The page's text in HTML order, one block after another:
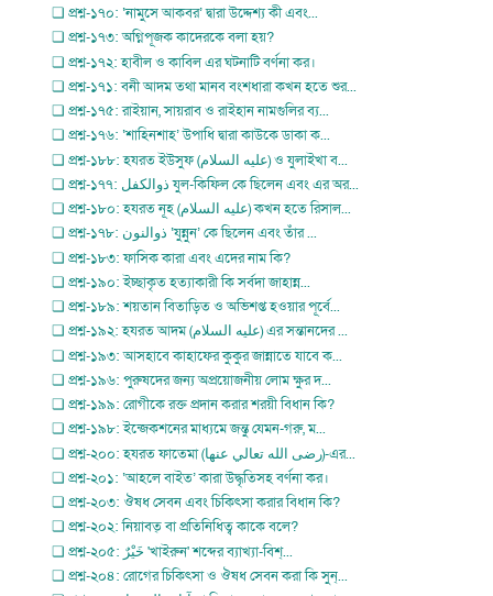
❏ প্রশ্ন-১৭০: ‘নামুসে আকবর’ দ্বারা উদ্দেশ্য কী এবং...
❏ প্রশ্ন-১৭৩: অগ্নিপূজক কাদেরকে বলা হয়?
❏ প্রশ্ন-১৭২: হাবীল ও কাবিল এর ঘটনাটি বর্ণনা কর।
❏ প্রশ্ন-১৭১: বনী আদম তথা মানব বংশধারা কখন হতে শুর...
❏ প্রশ্ন-১৭৫: রাইয়ান, সায়রাব ও রাইহান নামগুলির ব্য...
❏ প্রশ্ন-১৭৬: ‘শাহিনশাহ’ উপাধি দ্বারা কাউকে ডাকা ক...
❏ প্রশ্ন-১৮৮: হযরত ইউসুফ (عليه السلام) ও যুলাইখা ব...
❏ প্রশ্ন-১৭৭: ذوالكفل যুল-কিফিল কে ছিলেন এবং এর অর...
❏ প্রশ্ন-১৮০: হযরত নূহ (عليه السلام) কখন হতে রিসাল...
❏ প্রশ্ন-১৭৮: ذوالنون ‘যুন্নুন’ কে ছিলেন এবং তাঁর ...
❏ প্রশ্ন-১৮৩: ফাসিক কারা এবং এদের নাম কি?
❏ প্রশ্ন-১৯০: ইচ্ছাকৃত হত্যাকারী কি সর্বদা জাহান্ন...
❏ প্রশ্ন-১৮৯: শয়তান বিতাড়িত ও অভিশপ্ত হওয়ার পূর্বে...
❏ প্রশ্ন-১৯২: হযরত আদম (عليه السلام) এর সন্তানদের ...
❏ প্রশ্ন-১৯৩: আসহাবে কাহাফের কুকুর জান্নাতে যাবে ক...
❏ প্রশ্ন-১৯৬: পুরুষদের জন্য অপ্রয়োজনীয় লোম ক্ষুর দ...
❏ প্রশ্ন-১৯৯: রোগীকে রক্ত প্রদান করার শরয়ী বিধান কি?
❏ প্রশ্ন-১৯৮: ইন্জেকশনের মাধ্যমে জন্তু যেমন-গরু, ম...
❏ প্রশ্ন-২০০: হযরত ফাতেমা (رضى الله تعالي عنها)-এর...
❏ প্রশ্ন-২০১: ‘আহলে বাইত’ কারা উদ্ধৃতিসহ বর্ণনা কর।
❏ প্রশ্ন-২০৩: ঔষধ সেবন এবং চিকিৎসা করার বিধান কি?
❏ প্রশ্ন-২০২: নিয়াবত্ বা প্রতিনিধিত্ব কাকে বলে?
❏ প্রশ্ন-২০৫: خَيْرٌ 'খাইরুন' শব্দের ব্যাখ্যা-বিশ্...
❏ প্রশ্ন-২০৪: রোগের চিকিৎসা ও ঔষধ সেবন করা কি সুন্...